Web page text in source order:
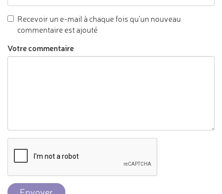
Recevoir un e-mail à chaque fois qu'un nouveau
commentaire est ajouté
Votre commentaire